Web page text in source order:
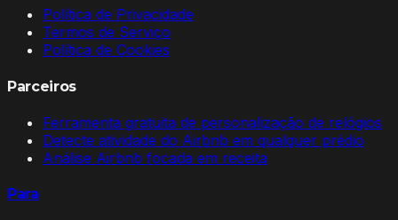
Política de Privacidade
Termos de Serviço
Política de Cookies
Parceiros
Ferramenta gratuita de personalização de relógios
Detecte atividade do Airbnb em qualquer prédio
Análise Airbnb focada em receita
Para